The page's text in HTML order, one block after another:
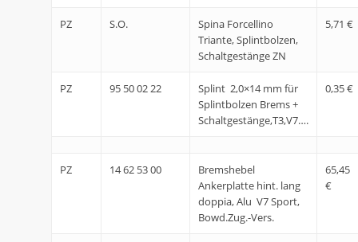
PZ S.O.
Spina Forcellino
Triante, Splintbolzen,
Schaltgestänge ZN
5,71 €
PZ 95 50 02 22
Splint 2,0×14 mm für
Splintbolzen Brems +
Schaltgestänge,T3,V7….
0,35 €
PZ 14 62 53 00
Bremshebel
Ankerplatte hint. lang
doppia, Alu V7 Sport,
Bowd.Zug.-Vers.
65,45
€